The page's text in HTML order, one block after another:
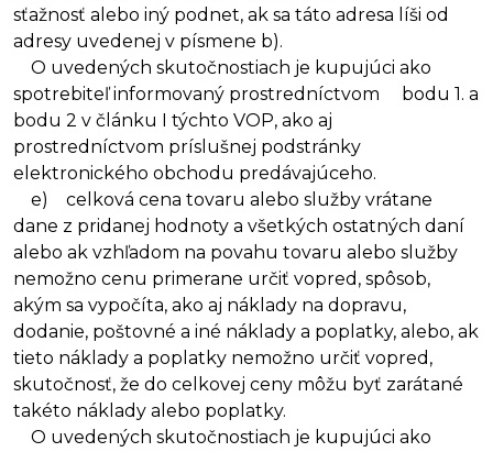
sťažnosť alebo iný podnet, ak sa táto adresa líši od
adresy uvedenej v písmene b).
O uvedených skutočnostiach je kupujúci ako
spotrebiteľ informovaný prostredníctvom bodu 1. a
bodu 2 v článku I týchto VOP, ako aj
prostredníctvom príslušnej podstránky
elektronického obchodu predávajúceho.
e) celková cena tovaru alebo služby vrátane
dane z pridanej hodnoty a všetkých ostatných daní
alebo ak vzhľadom na povahu tovaru alebo služby
nemožno cenu primerane určiť vopred, spôsob,
akým sa vypočíta, ako aj náklady na dopravu,
dodanie, poštovné a iné náklady a poplatky, alebo, ak
tieto náklady a poplatky nemožno určiť vopred,
skutočnosť, že do celkovej ceny môžu byť zarátané
takéto náklady alebo poplatky.
O uvedených skutočnostiach je kupujúci ako